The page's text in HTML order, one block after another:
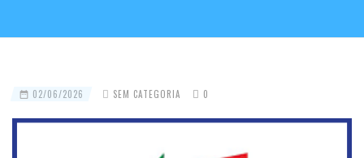
02/06/2026 SEM CATEGORIA 0